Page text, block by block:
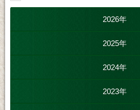
2026年
2025年
2024年
2023年